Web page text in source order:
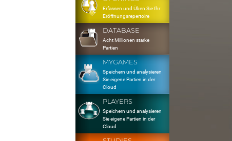
Erfassen und Üben Sie Ihr
Eröffnungsrepertoire
DATABASE
Acht Millionen starke
Partien
MYGAMES
Speichern und analysieren
Sie eigene Partien in der
Cloud
PLAYERS
Speichern und analysieren
Sie eigene Partien in der
Cloud